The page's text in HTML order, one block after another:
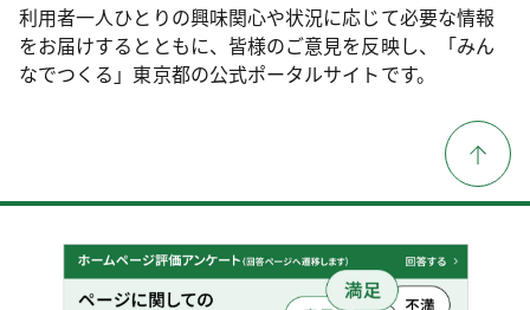
利用者一人ひとりの興味関心や状況に応じて必要な情報
をお届けするとともに、皆様のご意見を反映し、「みん
なでつくる」東京都の公式ポータルサイトです。